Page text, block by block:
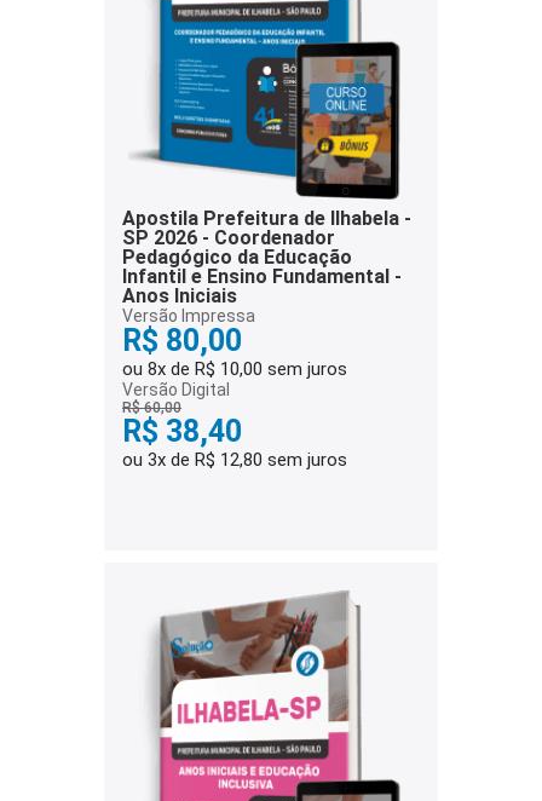
Apostila Prefeitura de Ilhabela -
SP 2026 - Coordenador
Pedagógico da Educação
Infantil e Ensino Fundamental -
Anos Iniciais
Versão Impressa
R$ 80,00
ou 8x de R$ 10,00 sem juros
Versão Digital
R$ 60,00
R$ 38,40
ou 3x de R$ 12,80 sem juros